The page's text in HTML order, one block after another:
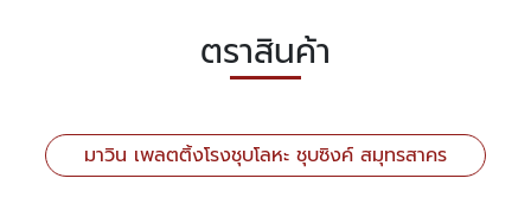
ตราสินค้า
มาวิน เพลตติ้งโรงชุบโลหะ ชุบซิงค์ สมุทรสาคร